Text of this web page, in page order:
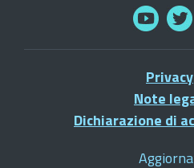
Privacy
Note
Dichiarazione di